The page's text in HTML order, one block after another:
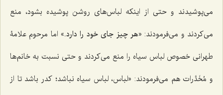
می‌پوشیدند و حتی از اینکه لباس‌های روشن پوشیده بشود، منع
می‌کردند و می‌فرمودند: «هر چیز جای خود را دارد.» اما مرحوم علامۀ
طهرانی خصوص لباس سیاه را منع می‌کردند و حتی نسبت به خانم‌ها
و مُخَدَّرات هم می‌فرمودند: «لباس، لباس سیاه نباشد؛ کدر باشد تا از